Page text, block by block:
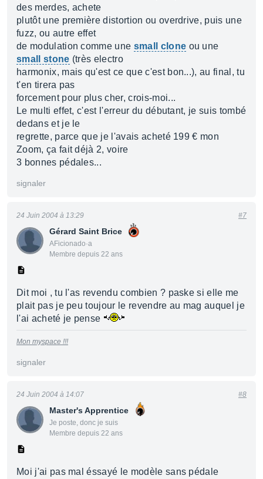
des merdes, achete
plutôt une première distortion ou overdrive, puis une
fuzz, ou autre effet
de modulation comme une small clone ou une
small stone (très electro
harmonix, mais qu'est ce que c'est bon...), au final, tu
t'en tirera pas
forcement pour plus cher, crois-moi...
Le multi effet, c'est l'erreur du débutant, je suis tombé
dedans et je le
regrette, parce que je l'avais acheté 199 € mon
Zoom, ça fait déjà 2, voire
3 bonnes pédales...
signaler
Gérard Saint Brice
AFicionado·a
Membre depuis 22 ans
24 Juin 2004 à 13:29 #7
Dit moi , tu l'as revendu combien ? paske si elle me
plait pas je peu toujour le revendre au mag auquel je
l'ai acheté je pense
Mon myspace !!!
signaler
Master's Apprentice
Je poste, donc je suis
Membre depuis 22 ans
24 Juin 2004 à 14:07 #8
Moi j'ai pas mal éssayé le modèle sans pédale